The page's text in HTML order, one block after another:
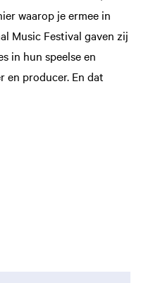
waarop je ermee in
Music Festival gaven zij
in hun speelse en
en producer. En dat